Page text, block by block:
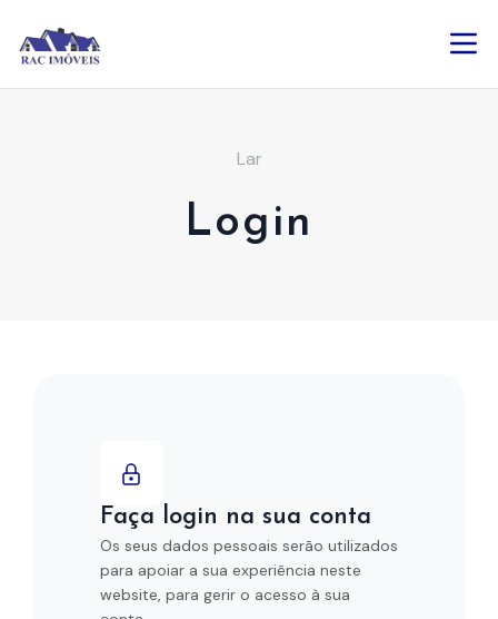
Lar
Login
Faça login na sua conta
Os seus dados pessoais serão utilizados
para apoiar a sua experiência neste
website, para gerir o acesso à sua